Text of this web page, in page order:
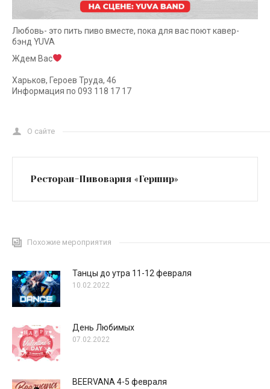
Любовь- это пить пиво вместе, пока для вас поют кавер-
бэнд YUVA
Ждем Вас
Харьков, Героев Труда, 46
Информация по 093 118 17 17
О сайте
Ресторан-Пивоварня «Гершир»
Похожие мероприятия
Танцы до утра 11-12 февраля
10.02.2022
День Любимых
07.02.2022
BEERVANA 4-5 февраля